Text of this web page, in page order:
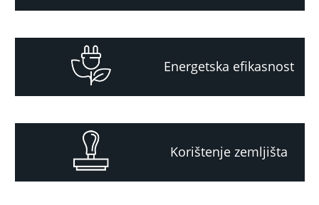
Energetska efikasnost
Korištenje zemljišta